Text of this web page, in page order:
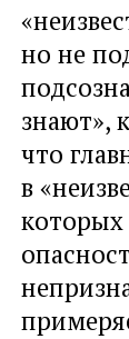
но не
знают»,
что
в
которых